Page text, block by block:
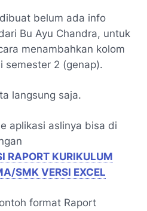
belum ada info
Bu Ayu Chandra, untuk
menambahkan kolom
semester 2 (genap).
langsung saja.
aplikasi aslinya bisa di
RAPORT KURIKULUM
SMK VERSI EXCEL
format Raport